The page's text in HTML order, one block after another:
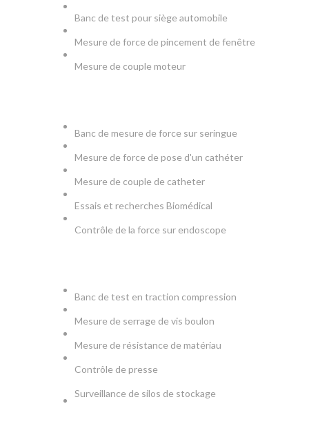
Banc de test pour siège automobile
Mesure de force de pincement de fenêtre
Mesure de couple moteur
Banc de mesure de force sur seringue
Mesure de force de pose d'un cathéter
Mesure de couple de catheter
Essais et recherches Biomédical
Contrôle de la force sur endoscope
Banc de test en traction compression
Mesure de serrage de vis boulon
Mesure de résistance de matériau
Contrôle de presse
Surveillance de silos de stockage